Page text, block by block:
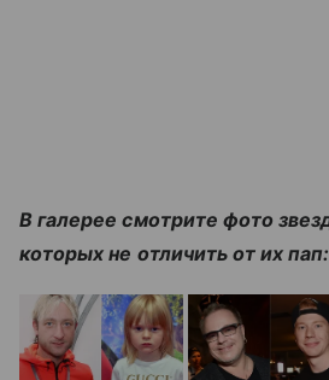
В галерее смотрите фото
которых не отличить от их пап: